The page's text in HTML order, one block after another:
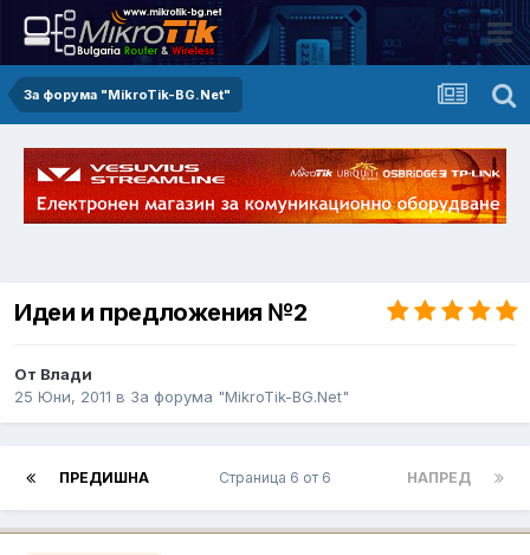
За форума "MikroTik-BG.Net"
Идеи и предложения №2
От Влади
25 Юни, 2011 в За форума "MikroTik-BG.Net"
ПРЕДИШНА НАПРЕД
Страница 6 от 6